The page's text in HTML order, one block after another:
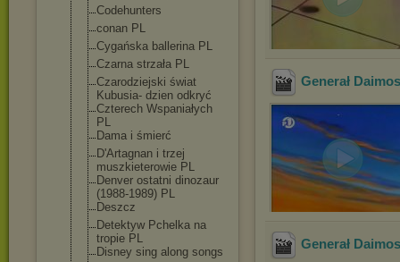
Codehunters
conan PL
Cygańska ballerina PL
Czarna strzała PL
Czarodziejski świat
Kubusia- dzien odkryć
Czterech Wspaniałych
PL
Dama i śmierć
D'Artagnan i trzej
muszkieterowie PL
Denver ostatni dinozaur
(1988-1989) PL
Deszcz
Detektyw Pchelka na
tropie PL
Disney sing along songs
Generał
Generał